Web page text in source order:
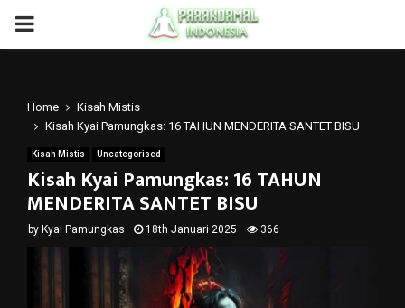
PRIMARY
Home
Kisah Mistis
Kisah Kyai Pamungkas: 16 TAHUN MENDERITA SANTET BISU
Kisah Mistis Uncategorised
Kisah Kyai Pamungkas: 16 TAHUN
MENDERITA SANTET BISU
by Kyai Pamungkas 18th Januari 2025 366